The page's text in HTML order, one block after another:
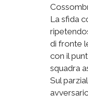
La sfida
di fronte
con il
squadra
Sul